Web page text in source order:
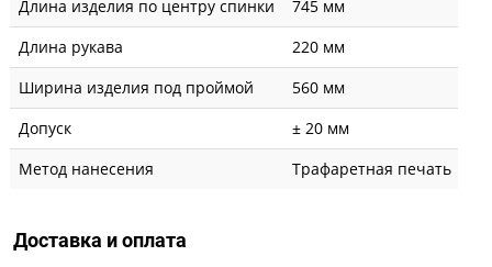
Длина изделия по центру спинки
745 мм
Длина рукава
220 мм
Ширина изделия под проймой
560 мм
Допуск
± 20 мм
Метод нанесения
Трафаретная печать
Доставка и оплата